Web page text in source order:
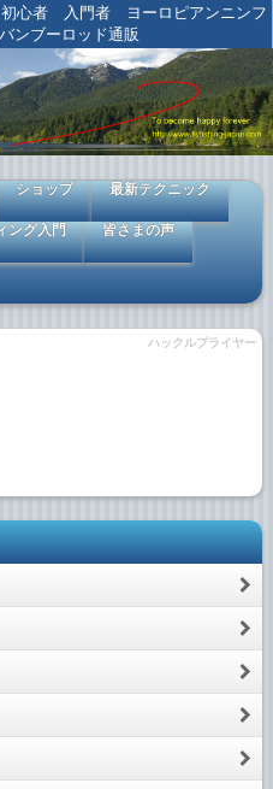
心者 入門者 ヨーロピアンニンフ
ンブーロッド通販
ショップ 最新テクニック
ング入門 皆さまの声
ハックルプライヤー